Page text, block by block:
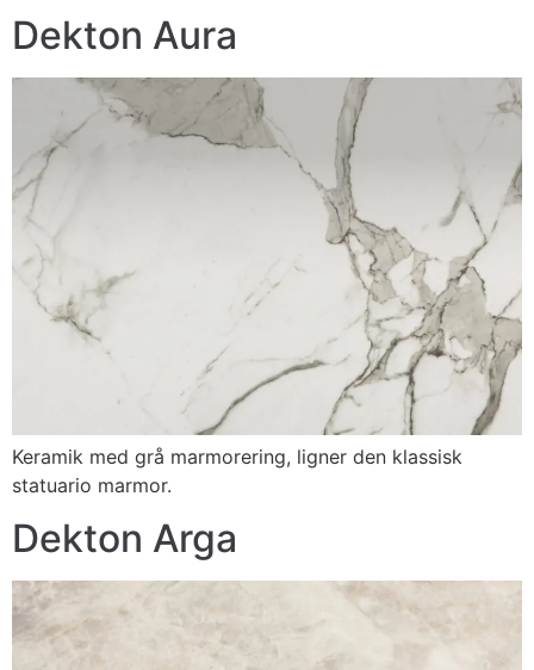
Dekton Aura
Keramik med grå marmorering, ligner den klassisk
statuario marmor.
Dekton Arga